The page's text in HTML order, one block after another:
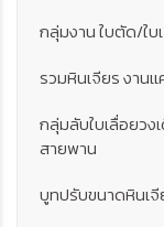
กลุ่มงาน ใบตัด/ใบ
รวมหินเจียร งานเ
กลุ่มลับใบเลื่อยวง
สายพาน
บูทปรับขนาดหินเจี